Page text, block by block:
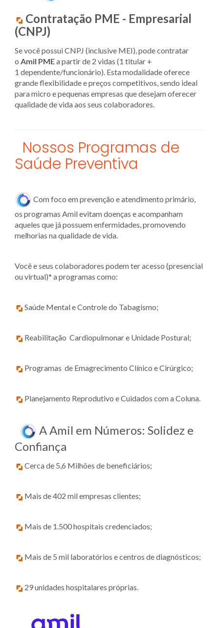
Contratação PME - Empresarial
(CNPJ)
Se você possui CNPJ (inclusive MEI), pode contratar
o Amil PMEa partir de 2 vidas (1 titular +
1 dependente/funcionário). Esta modalidade oferece
grande flexibilidade e preços competitivos, sendo ideal
para micro e pequenas empresas que desejam oferecer
qualidade de vida aos seus colaboradores.
Nossos Programas de
Saúde Preventiva
Com foco em prevenção e atendimento primário,
os programas Amil evitam doenças e acompanham
aqueles que já possuem enfermidades, promovendo
melhorias na qualidade de vida.
Você e seus colaboradores podem ter acesso (presencial
ou virtual)* a programas como:
Saúde Mental e Controle do Tabagismo;
Reabilitação Cardiopulmonar e Unidade Postural;
Programas de Emagrecimento Clínico e Cirúrgico;
Planejamento Reprodutivo e Cuidados com a Coluna.
A Amil em Números: Solidez e
Confiança
Cerca de 5,6 Milhões de beneficiários;
Mais de 402 mil empresas clientes;
Mais de 1.500 hospitais credenciados;
Mais de 5 mil laboratórios e centros de diagnósticos;
29 unidades hospitalares próprias.